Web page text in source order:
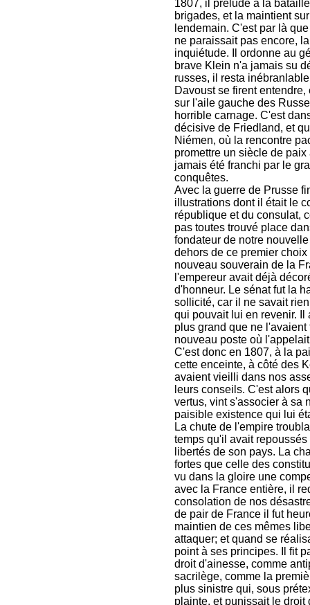
1807, il préludé à la
brigades, et la maintient
lendemain. C'est par là
ne paraissait pas encore,
inquiétude. Il ordonne au
brave Klein n'a jamais su
russes, il resta
Davoust se firent
sur l'aile gauche des
horrible carnage. C'est
décisive de Friedland, et
Niémen, où la rencontre
promettre un siècle de
jamais été franchi par le
conquêtes.
Avec la guerre de Prusse
illustrations dont il était le
république et du consulat,
pas toutes trouvé place
fondateur de notre
dehors de ce premier
nouveau souverain de la
l'empereur avait déjà
d'honneur. Le sénat fut la
sollicité, car il ne savait
qui pouvait lui en revenir.
plus grand que ne
nouveau poste où
C'est donc en 1807, à la
cette enceinte, à côté des
avaient vieilli dans nos
leurs conseils. C'est alors
vertus, vint s'associer à sa
paisible existence qui lui
La chute de l'empire
temps qu'il avait
libertés de son pays. La
fortes que celle des
vu dans la gloire une
avec la France entière, il
consolation de nos
de pair de France il fut
maintien de ces mêmes
attaquer; et quand se
point à ses principes. Il fit
droit d'ainesse, comme
sacrilège, comme la
plus sinistre qui, sous
plainte, et punissait le droit